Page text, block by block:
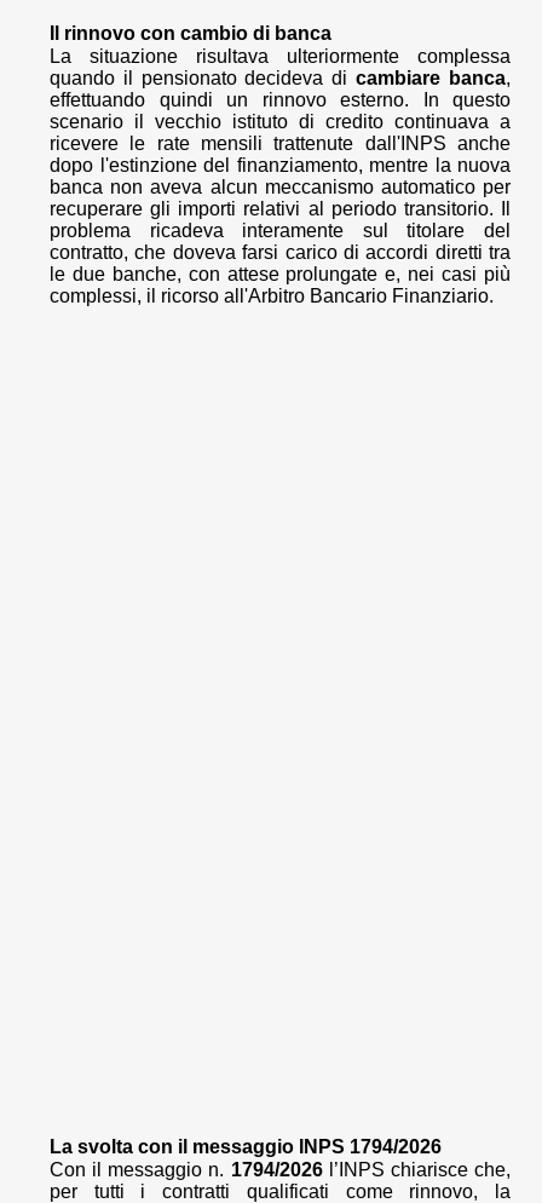
Il rinnovo con cambio di banca
La situazione risultava ulteriormente complessa
quando il pensionato decideva dicambiare banca,
effettuando quindi un rinnovo esterno. In questo
scenario il vecchio istituto di credito continuava a
ricevere le rate mensili trattenute dall'INPS anche
dopo l'estinzione del finanziamento, mentre la nuova
banca non aveva alcun meccanismo automatico per
recuperare gli importi relativi al periodo transitorio. Il
problema ricadeva interamente sul titolare del
contratto, che doveva farsi carico di accordi diretti tra
le due banche, con attese prolungate e, nei casi più
complessi, il ricorso all'Arbitro Bancario Finanziario.
La svolta con il messaggio INPS 1794/2026
Con il messaggio n. 1794/2026l’INPS chiarisce che,
per tutti i contratti qualificati come rinnovo, la